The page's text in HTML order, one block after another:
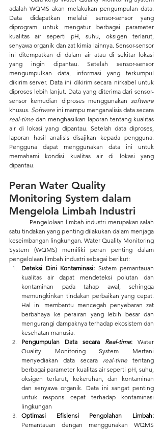
adalah WQMS akan melakukan pengumpulan data.
Data didapatkan melalui sensor-sensor yang
diprogram untuk mengatur berbagai parameter
kualitas air seperti pH, suhu, oksigen terlarut,
senyawa organik dan zat kimia lainnya. Sensor-sensor
ini ditempatkan di dalam air atau di sekitar lokasi
yang ingin dipantau. Setelah sensor-sensor
mengumpulkan data, informasi yang terkumpul
dikirim server. Data ini dikirim secara nirkabel untuk
diproses lebih lanjut. Data yang diterima dari sensor-
sensor kemudian diproses menggunakan
khusus. Software
real-time dan menghasilkan laporan tentang kualitas
air di lokasi yang dipantau. Setelah data diproses,
laporan hasil analisis disajikan kepada pengguna.
Pengguna dapat menggunakan data ini untuk
memahami kondisi kualitas air di lokasi yang
dipantau.
Peran Water Quality
Monitoring System dalam
Mengelola Limbah Industri
satu tindakan yang penting dilakukan dalam menjaga
keseimbangan lingkungan. Water Quality Monitoring
System (WQMS) memiliki peran penting dalam
pengelolaan limbah industri sebagai berikut:
Deteksi Dini Kontaminasi: Sistem pemantauan
kualitas air dapat mendeteksi polutan dan
kontaminan pada tahap awal, sehingga
memungkinkan tindakan perbaikan yang cepat.
Hal ini membantu mencegah penyebaran zat
berbahaya ke perairan yang lebih besar dan
mengurangi dampaknya terhadap ekosistem dan
kesehatan manusia.
Pengumpulan Data secara Real-time: Water
Quality Monitoring System Mertani
menyediakan data secara real-time tentang
berbagai parameter kualitas air seperti pH, suhu,
oksigen terlarut, kekeruhan, dan kontaminan
dan senyawa organik. Data ini sangat penting
untuk respons cepat terhadap kontaminasi
lingkungan
Pemantauan dengan menggunakan WQMS